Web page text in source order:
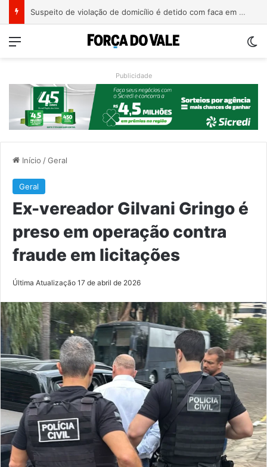
Suspeito de violação de domicílio é detido com faca em prédio de Estrela
Menu
Publicidade
Início /Geral
Geral
Ex-vereador Gilvani Gringo é
preso em operação contra
fraude em licitações
Última Atualização 17 de abril de 2026